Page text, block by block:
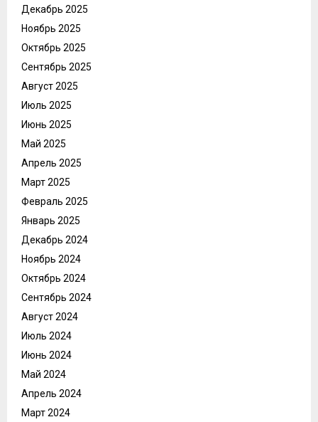
Декабрь 2025
Ноябрь 2025
Октябрь 2025
Сентябрь 2025
Август 2025
Июль 2025
Июнь 2025
Май 2025
Апрель 2025
Март 2025
Февраль 2025
Январь 2025
Декабрь 2024
Ноябрь 2024
Октябрь 2024
Сентябрь 2024
Август 2024
Июль 2024
Июнь 2024
Май 2024
Апрель 2024
Март 2024